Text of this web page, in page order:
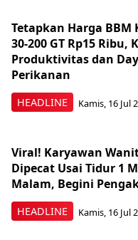
HEADLINE
Tetapkan Harga BBM
30-200 GT Rp15 Ribu,
Produktivitas dan
Perikanan
Kamis, 16 Jul
HEADLINE
Viral! Karyawan
Dipecat Usai Tidur 1
Malam, Begini
Kamis, 16 Jul